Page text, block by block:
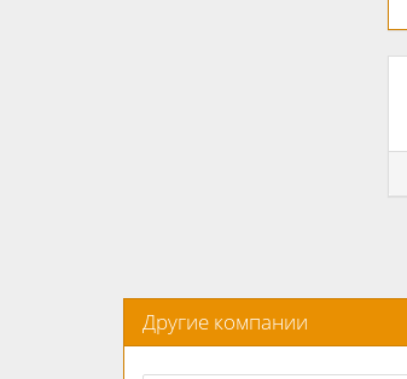
Другие компании